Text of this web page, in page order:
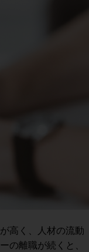
高く、人材の流動
の離職が続くと、